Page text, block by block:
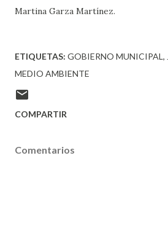
Martina Garza Martínez.
ETIQUETAS: GOBIERNO MUNICIPAL
MEDIO AMBIENTE
COMPARTIR
Comentarios